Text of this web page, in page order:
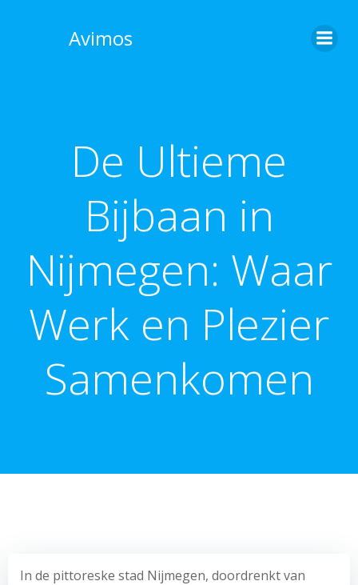
Avimos
De Ultieme
Bijbaan in
Nijmegen: Waar
Werk en Plezier
Samenkomen
In de pittoreske stad Nijmegen, doordrenkt van